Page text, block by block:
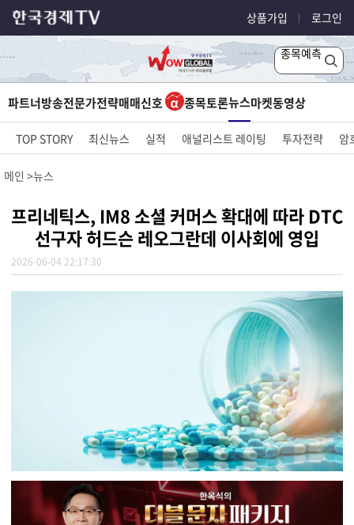
상품가입 로그인
종목예측
파트너방송전문가전략매매신호 종목토론뉴스마켓동영상
TOP STORY 최신뉴스 실적 애널리스트 레이팅 투자전략 암
메인 뉴스
프리네틱스, IM8 소셜 커머스 확대에 따라 DTC
선구자 허드슨 레오그란데 이사회에 영입
2026-06-04 22:17:30